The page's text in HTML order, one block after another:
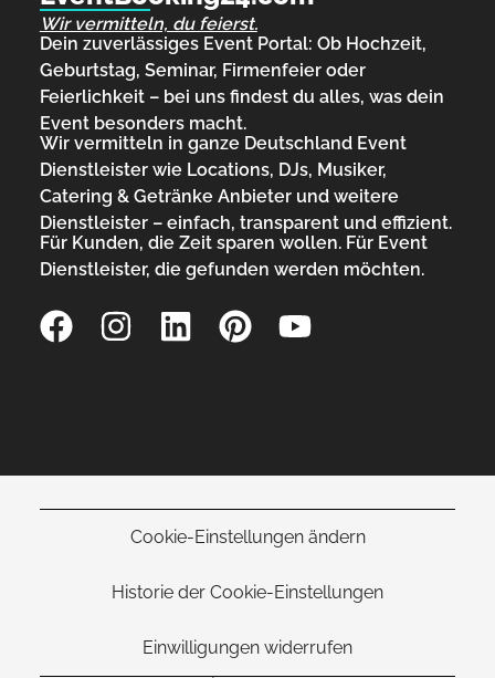
Wir vermitteln, du feierst.
Dein zuverlässiges Event Portal: Ob Hochzeit,
Geburtstag, Seminar, Firmenfeier oder
Feierlichkeit – bei uns findest du alles, was dein
Event besonders macht.
Wir vermitteln in ganze Deutschland Event
Dienstleister wie Locations, DJs, Musiker,
Catering & Getränke Anbieter und weitere
Dienstleister – einfach, transparent und effizient.
Für Kunden, die Zeit sparen wollen. Für Event
Dienstleister, die gefunden werden möchten.
Cookie-Einstellungen ändern
Historie der Cookie-Einstellungen
Einwilligungen widerrufen